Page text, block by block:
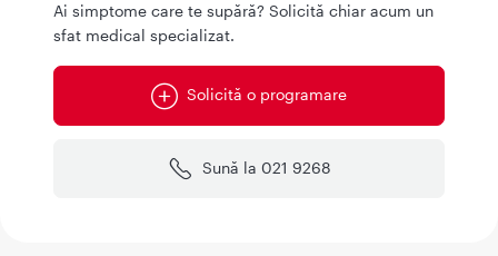
Ai simptome care te supără? Solicită chiar acum un
sfat medical specializat.
Solicită o programare
Sună la 021 9268